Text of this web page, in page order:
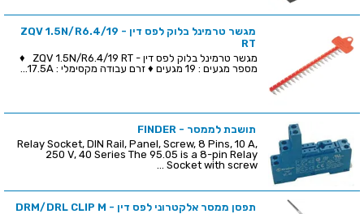
מגשר טרמינל בלוק לפס דין - ZQV 1.5N/R6.4/19
RT
מגשר טרמינל בלוק לפס דין - ZQV 1.5N/R6.4/19 RT ♦
מספר מגעים : 19 מגעים ♦ זרם עבודה מקסימלי : 17.5A...
תושבת לממסר - FINDER
Relay Socket, DIN Rail, Panel, Screw, 8 Pins, 10 A,
250 V, 40 Series The 95.05 is a 8-pin Relay
Socket with screw ...
תפסן ממסר אלקטרוני לפס דין - DRM/DRL CLIP M